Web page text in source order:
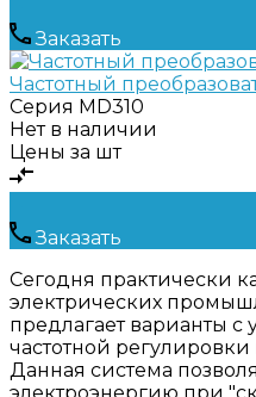
Заказать
Частотный
Серия MD310
Нет в наличии
Цены за шт
Заказать
Сегодня практически
электрических
предлагает варианты
частотной регулировки
Данная система